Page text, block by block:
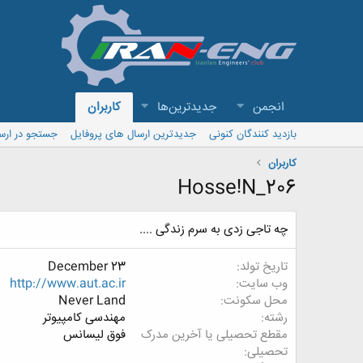
انجمن جدیدترین‌ها کاربران
بازدید کنندگان کنونی جدیدترین ارسال های پروفایل
جستجو در
کاربران
Hosse!N_206
چه تاجی زدی به سرم زندگی ....
تاریخ تولد
December 23
وب سایت
http://www.aut.ac.ir
محل سکونت
Never Land
رشته
مهندسی کامپیوتر
مقطع تحصیلی یا آخرین مدرک
تحصیلی
فوق لیسانس